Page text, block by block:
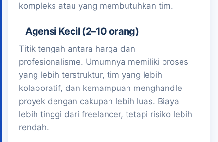
kompleks atau yang membutuhkan tim.
Agensi Kecil (2–10 orang)
Titik tengah antara harga dan
profesionalisme. Umumnya memiliki proses
yang lebih terstruktur, tim yang lebih
kolaboratif, dan kemampuan menghandle
proyek dengan cakupan lebih luas. Biaya
lebih tinggi dari freelancer, tetapi risiko lebih
rendah.